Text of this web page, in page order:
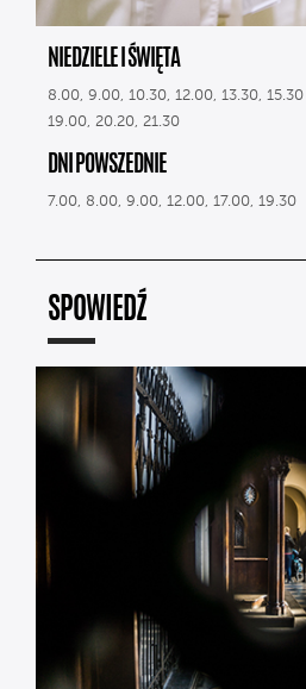
NIEDZIELE I ŚWIĘTA
8.00, 9.00, 10.30, 12.00, 13.30,
19.00, 20.20, 21.30
DNI POWSZEDNIE
7.00, 8.00, 9.00, 12.00, 17.00, 19.30
SPOWIEDŹ